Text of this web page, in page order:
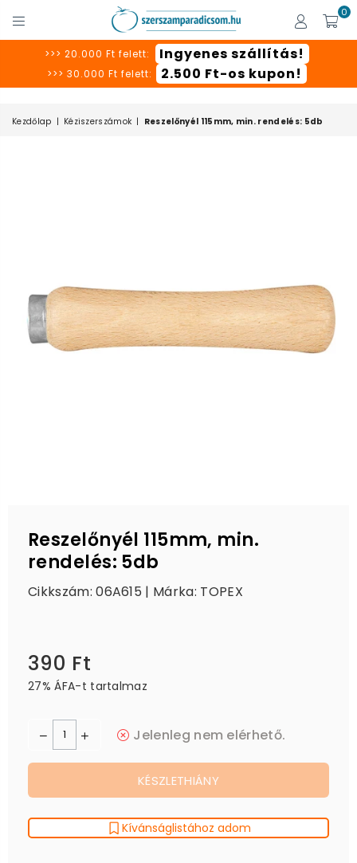
SZERSZÁMPARADICSOM
0
>>> 20.000 Ft felett: Ingyenes szállítás!
>>> 30.000 Ft felett: 2.500 Ft-os kupon!
Kezdőlap | Kéziszerszámok | Reszelőnyél 115mm, min. rendelés: 5db
Reszelőnyél 115mm, min.
rendelés: 5db
Cikkszám: 06A615 | Márka: TOPEX
Ár
390 Ft
27% ÁFA-t tartalmaz
Jelenleg nem elérhető.
KÉSZLETHIÁNY
Kívánságlistához adom